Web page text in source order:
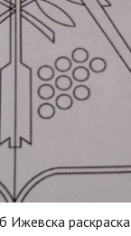
Ижевска раскраска